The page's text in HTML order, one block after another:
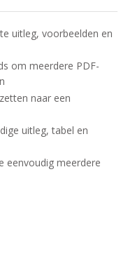
uitleg, voorbeelden en
om meerdere PDF-
naar een
uitleg, tabel en
eenvoudig meerdere